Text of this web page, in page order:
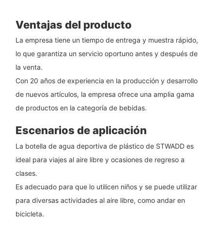
Ventajas del producto
La empresa tiene un tiempo de entrega y muestra rápido,
lo que garantiza un servicio oportuno antes y después de
la venta.
Con 20 años de experiencia en la producción y desarrollo
de nuevos artículos, la empresa ofrece una amplia gama
de productos en la categoría de bebidas.
Escenarios de aplicación
La botella de agua deportiva de plástico de STWADD es
ideal para viajes al aire libre y ocasiones de regreso a
clases.
Es adecuado para que lo utilicen niños y se puede utilizar
para diversas actividades al aire libre, como andar en
bicicleta.